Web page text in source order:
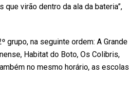
virão dentro da ala da bateria”,
grupo, na seguinte ordem: A Grande
Habitat do Boto, Os Colibris,
no mesmo horário, as escolas